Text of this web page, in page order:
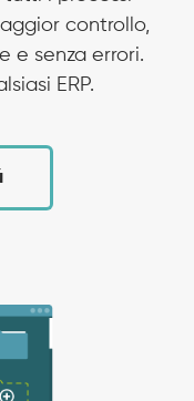
controllo,
e senza errori.
ERP.